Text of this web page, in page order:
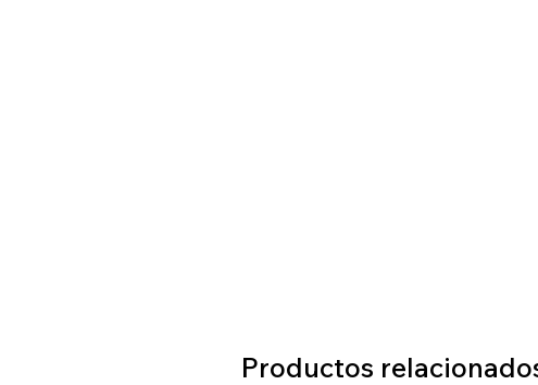
Productos